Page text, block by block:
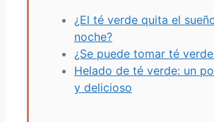
¿El té verde quita el
noche?
¿Se puede tomar té
Helado de té verde: un
y delicioso